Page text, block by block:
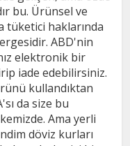
bu. Ürünsel ve
tüketici haklarında
ABD'nin
elektronik bir
iade edebilirsiniz.
kullandıktan
da size bu
Ama yerli
döviz kurları